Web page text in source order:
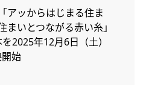
アッからはじまる住ま
まいとつながる赤い糸」
2025年12月6日（土）
始